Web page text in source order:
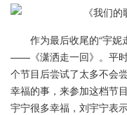
作为最后收尾的“宇妮
——《潇洒走一回》。平
个节目后尝试了太多不会
幸福的事，来参加这档节
宇宁很多幸福，刘宇宁表